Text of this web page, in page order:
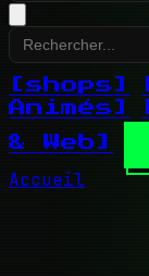
[shops]
Animés]
& Web]
Accueil